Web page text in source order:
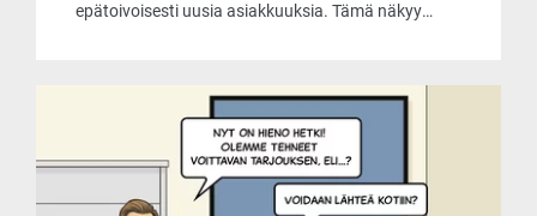
epätoivoisesti uusia asiakkuuksia. Tämä näkyy
markkinoiden liikehdintä johtuu ja mitä
ilmaisohjelma pitää sisällään.